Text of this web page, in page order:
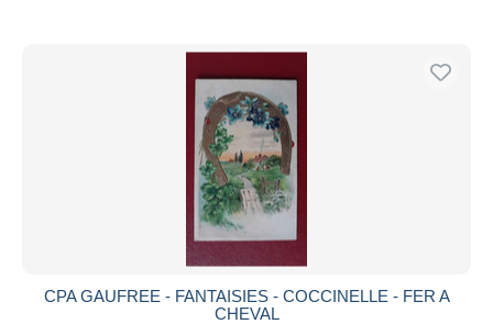
CPA GAUFREE - FANTAISIES - COCCINELLE - FER A
CHEVAL